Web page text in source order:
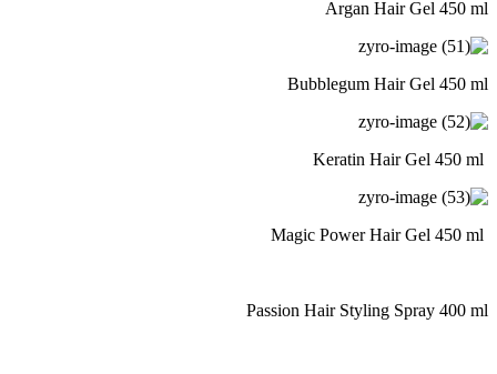
Argan Hair Gel
Bubblegum Hair Gel
Passion Hair Styling Spray